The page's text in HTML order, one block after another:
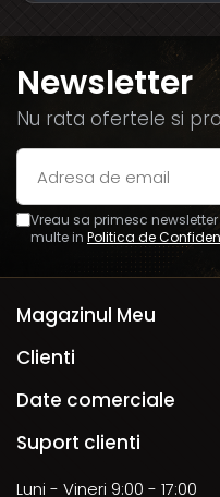
Newsletter
Nu rata ofertele si
Vreau sa primesc
multe in Politica de
Magazinul Meu
Clienti
Date comerciale
Suport clienti
Luni - Vineri 9:00 - 17:00